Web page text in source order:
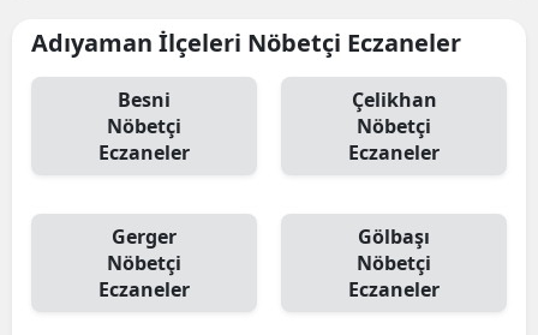
Adıyaman İlçeleri Nöbetçi Eczaneler
Besni
Nöbetçi
Eczaneler
Çelikhan
Nöbetçi
Eczaneler
Gerger
Nöbetçi
Eczaneler
Gölbaşı
Nöbetçi
Eczaneler